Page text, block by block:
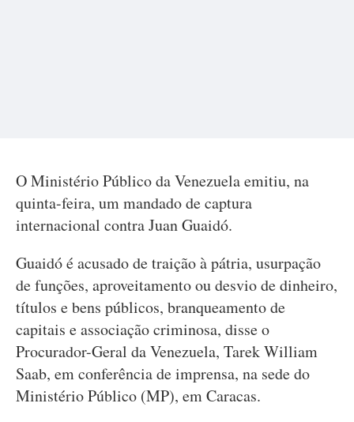
O Ministério Público da Venezuela emitiu, na
quinta-feira, um mandado de captura
internacional contra Juan Guaidó.
Guaidó é acusado de traição à pátria, usurpação
de funções, aproveitamento ou desvio de dinheiro,
títulos e bens públicos, branqueamento de
capitais e associação criminosa, disse o
Procurador-Geral da Venezuela, Tarek William
Saab, em conferência de imprensa, na sede do
Ministério Público (MP), em Caracas.